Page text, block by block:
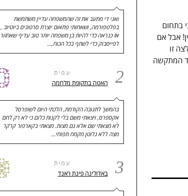
בתחום
אבל אם
זו
המתקשה
ואני די מתעב את זה שהמשפחה עדיין משתמשת
בפלטפורמה, ושאחותי פתאום יוצרת סרטונים ביוטיוב ,
אז כנראה כדי להיות בן משפחה יותר טוב עדיף שאחזור
לפייסבוק כדי לשתף בכל הכוח,…
2 עמית
האטה בתקופת מלחמה
בהמשך לתגובה הקודמת, הלכתי היום לשופרסל
אקספרס, ויצאתי משם בלי לקנות כלום כי לא רק לחם
לא מצאתי שם אלא גם מצות. מצאתי בקארפור קרקר
מצה ללא גלוטן מקמח תפוחי…
3 עמית
באדולינה פינת ראנד